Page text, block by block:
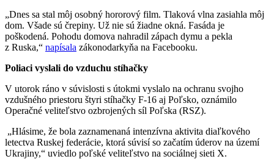
„Dnes sa stal môj osobný hororový film. Tlaková vlna zasiahla môj
dom. Všade sú črepiny. Už nie sú žiadne okná. Fasáda je
poškodená. Pohodu domova nahradil zápach dymu a pekla
z Ruska,“ napísala zákonodarkyňa na Facebooku.
Poliaci vyslali do vzduchu stíhačky
V utorok ráno v súvislosti s útokmi vyslalo na ochranu svojho
vzdušného priestoru štyri stíhačky F-16 aj Poľsko, oznámilo
Operačné veliteľstvo ozbrojených síl Poľska (RSZ).
„Hlásime, že bola zaznamenaná intenzívna aktivita diaľkového
letectva Ruskej federácie, ktorá súvisí so začatím úderov na území
Ukrajiny,“ uviedlo poľské veliteľstvo na sociálnej sieti X.